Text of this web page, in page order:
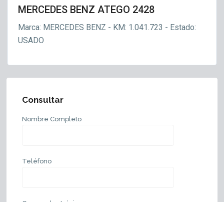
MERCEDES BENZ ATEGO 2428
Marca: MERCEDES BENZ - KM: 1.041.723 - Estado:
USADO
Consultar
Nombre Completo
Teléfono